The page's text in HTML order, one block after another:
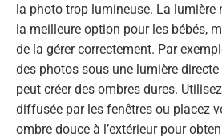
la photo trop lumineuse. La lumière
la meilleure option pour les bébés,
de la gérer correctement. Par
des photos sous une lumière
peut créer des ombres dures.
diffusée par les fenêtres ou placez
ombre douce à l’extérieur pour